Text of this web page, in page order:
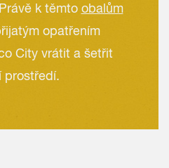
k těmto obalům
opatřením
City vrátit a šetřit
prostředí.